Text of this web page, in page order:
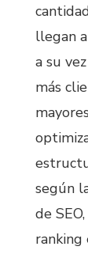
llegan
a su
más
según
de